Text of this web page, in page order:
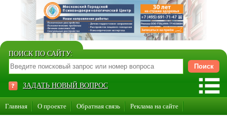
ПОИСК ПО САЙТУ:
ЗАДАТЬ НОВЫЙ ВОПРОС
Главная О проекте Обратная связь Реклама на сайте